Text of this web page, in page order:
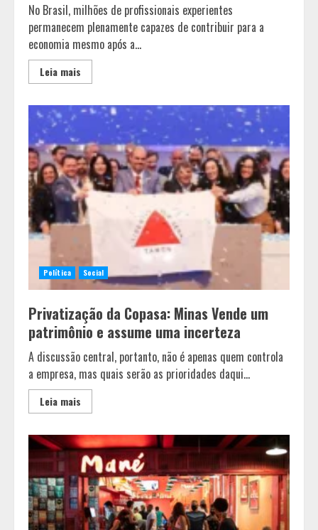
No Brasil, milhões de profissionais experientes
permanecem plenamente capazes de contribuir para a
economia mesmo após a...
Leia mais
Política Social
Privatização da Copasa: Minas Vende um
patrimônio e assume uma incerteza
A discussão central, portanto, não é apenas quem controla
a empresa, mas quais serão as prioridades daqui...
Leia mais